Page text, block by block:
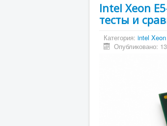
Intel Xeon
тесты и
Категория: intel
Опубликовано: